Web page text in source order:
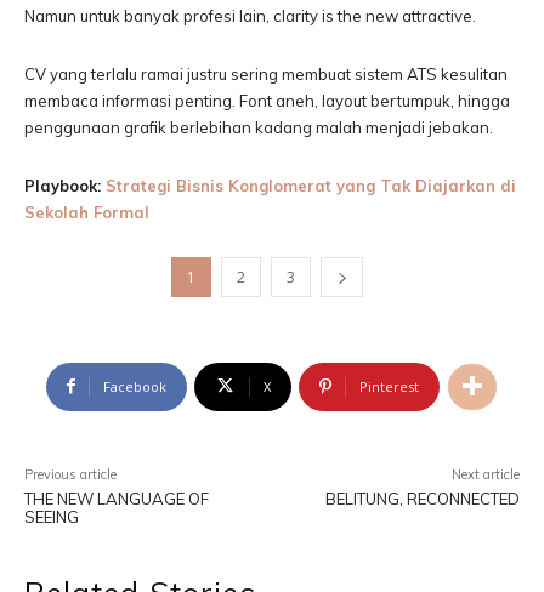
Namun untuk banyak profesi lain, clarity is the new attractive.
CV yang terlalu ramai justru sering membuat sistem ATS kesulitan
membaca informasi penting. Font aneh, layout bertumpuk, hingga
penggunaan grafik berlebihan kadang malah menjadi jebakan.
Playbook: Strategi Bisnis Konglomerat yang Tak Diajarkan di
Sekolah Formal
1 2 3
Facebook X Pinterest
Previous article
THE NEW LANGUAGE OF
SEEING
Next article
BELITUNG, RECONNECTED